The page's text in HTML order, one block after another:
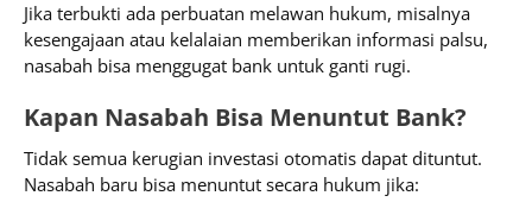
Jika terbukti ada perbuatan melawan hukum, misalnya
kesengajaan atau kelalaian memberikan informasi palsu,
nasabah bisa menggugat bank untuk ganti rugi.
Kapan Nasabah Bisa Menuntut Bank?
Tidak semua kerugian investasi otomatis dapat dituntut.
Nasabah baru bisa menuntut secara hukum jika: